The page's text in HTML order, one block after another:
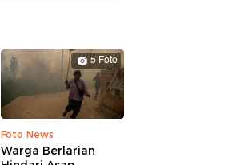
5 Foto
Foto News
Warga Berlarian